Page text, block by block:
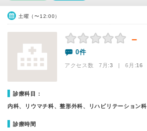
土曜（〜12:00）
－
0件
アクセス数 7月:3 | 6月:16
診療科目：
内科、リウマチ科、整形外科、リハビリテーション科
診療時間